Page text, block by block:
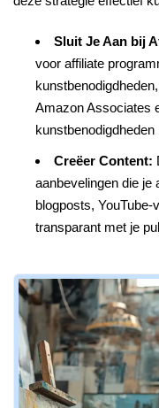
Sluit Je Aan bij
voor affiliate
Amazon Associates
Creëer Content:
aanbevelingen die je
blogposts, YouTube-
transparant met je